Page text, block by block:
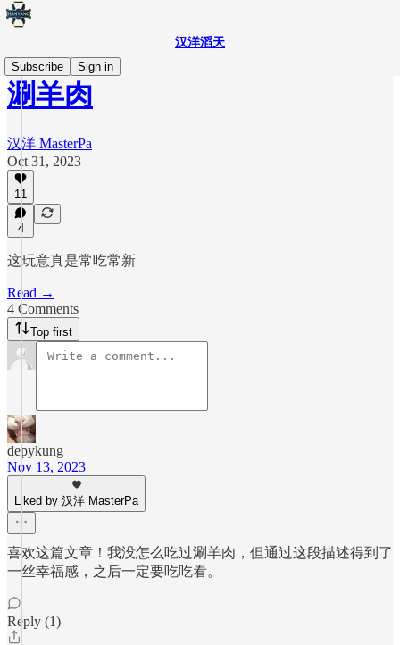
汉洋滔天
Subscribe
Sign in
涮羊肉
汉洋 MasterPa
Oct 31, 2023
11
4
这玩意真是常吃常新
Read →
4 Comments
Top first
depykung
Nov 13, 2023
Liked by 汉洋 MasterPa
喜欢这篇文章！我没怎么吃过涮羊肉，但通过这段描述得到了
一丝幸福感，之后一定要吃吃看。
Reply (1)